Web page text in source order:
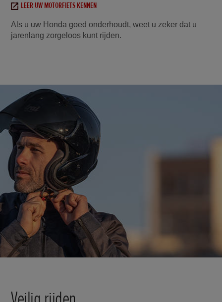
LEER UW MOTORFIETS KENNEN
Als u uw Honda goed onderhoudt, weet u zeker dat u
jarenlang zorgeloos kunt rijden.